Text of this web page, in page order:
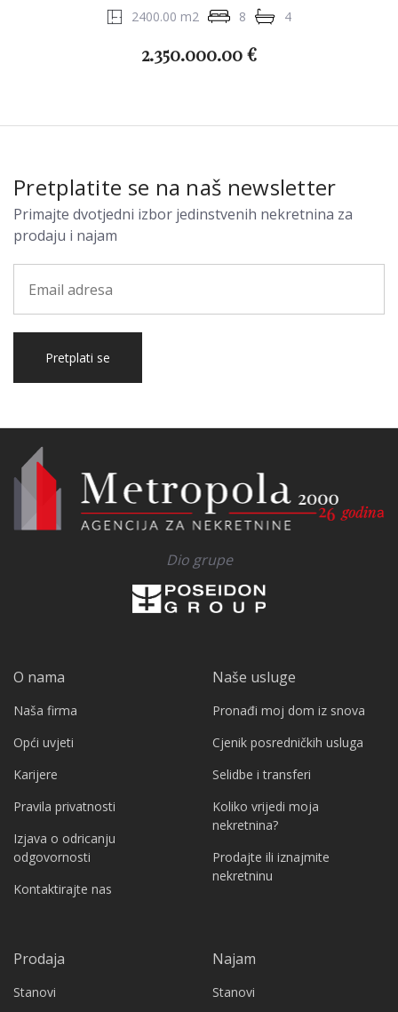
2400.00 m2 8 4
2.350.000.00 €
Pretplatite se na naš newsletter
Primajte dvotjedni izbor jedinstvenih nekretnina za
prodaju i najam
Pretplati se
Dio grupe
O nama
Naša firma
Opći uvjeti
Karijere
Pravila privatnosti
Izjava o odricanju
odgovornosti
Kontaktirajte nas
Naše usluge
Pronađi moj dom iz snova
Cjenik posredničkih usluga
Selidbe i transferi
Koliko vrijedi moja
nekretnina?
Prodajte ili iznajmite
nekretninu
Prodaja
Stanovi
Najam
Stanovi